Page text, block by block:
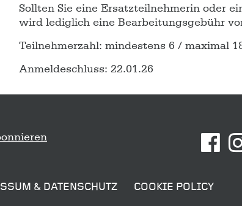
Sollten Sie eine Ersatzteilnehmerin oder
wird lediglich eine Bearbeitungsgebühr
Teilnehmerzahl: mindestens 6 / maximal
Anmeldeschluss: 22.01.26
& DATENSCHUTZ
COOKIE POLICY